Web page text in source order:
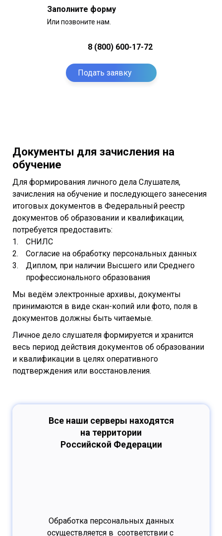
Заполните форму
Или позвоните нам.
8 (800) 600-17-72
Подать заявку
Документы для зачисления на
обучение
Для формирования личного дела Слушателя,
зачисления на обучение и последующего занесения
итоговых документов в Федеральный реестр
документов об образовании и квалификации,
потребуется предоставить:
СНИЛС
Согласие на обработку персональных данных
Диплом, при наличии Высшего или Среднего
профессионального образования
Мы ведём электронные архивы, документы
принимаются в виде скан-копий или фото, поля в
документов должны быть читаемые.
Личное дело слушателя формируется и хранится
весь период действия документов об образовании
и квалификации в целях оперативного
подтверждения или восстановления.
Все наши серверы находятся
на территории
Российской Федерации
Обработка персональных данных
осуществляется в соответствии с